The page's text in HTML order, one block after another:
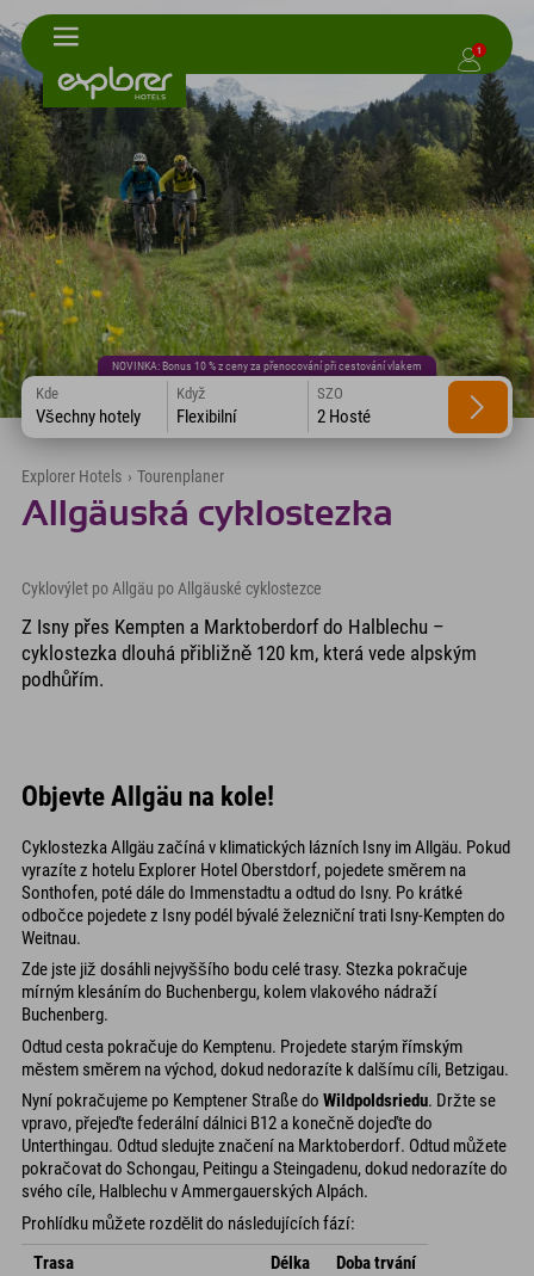
1
NOVINKA: Bonus 10 % z ceny za přenocování při cestování vlakem
Kde
Všechny hotely
Když
Flexibilní
SZO
2 Hosté
Explorer Hotels › Tourenplaner
Allgäuská cyklostezka
Cyklovýlet po Allgäu po Allgäuské cyklostezce
Z Isny přes Kempten a Marktoberdorf do Halblechu –
cyklostezka dlouhá přibližně 120 km, která vede alpským
podhůřím.
Objevte Allgäu na kole!
Cyklostezka Allgäu začíná v klimatických lázních Isny im Allgäu. Pokud
vyrazíte z hotelu Explorer Hotel Oberstdorf, pojedete směrem na
Sonthofen, poté dále do Immenstadtu a odtud do Isny. Po krátké
odbočce pojedete z Isny podél bývalé železniční trati Isny-Kempten do
Weitnau.
Zde jste již dosáhli nejvyššího bodu celé trasy. Stezka pokračuje
mírným klesáním do Buchenbergu, kolem vlakového nádraží
Buchenberg.
Odtud cesta pokračuje do Kemptenu. Projedete starým římským
městem směrem na východ, dokud nedorazíte k dalšímu cíli, Betzigau.
Nyní pokračujeme po Kemptener Straße do Wildpoldsriedu. Držte se
vpravo, přejeďte federální dálnici B12 a konečně dojeďte do
Unterthingau. Odtud sledujte značení na Marktoberdorf. Odtud můžete
pokračovat do Schongau, Peitingu a Steingadenu, dokud nedorazíte do
svého cíle, Halblechu v Ammergauerských Alpách.
Prohlídku můžete rozdělit do následujících fází:
Trasa
Délka
Doba trvání